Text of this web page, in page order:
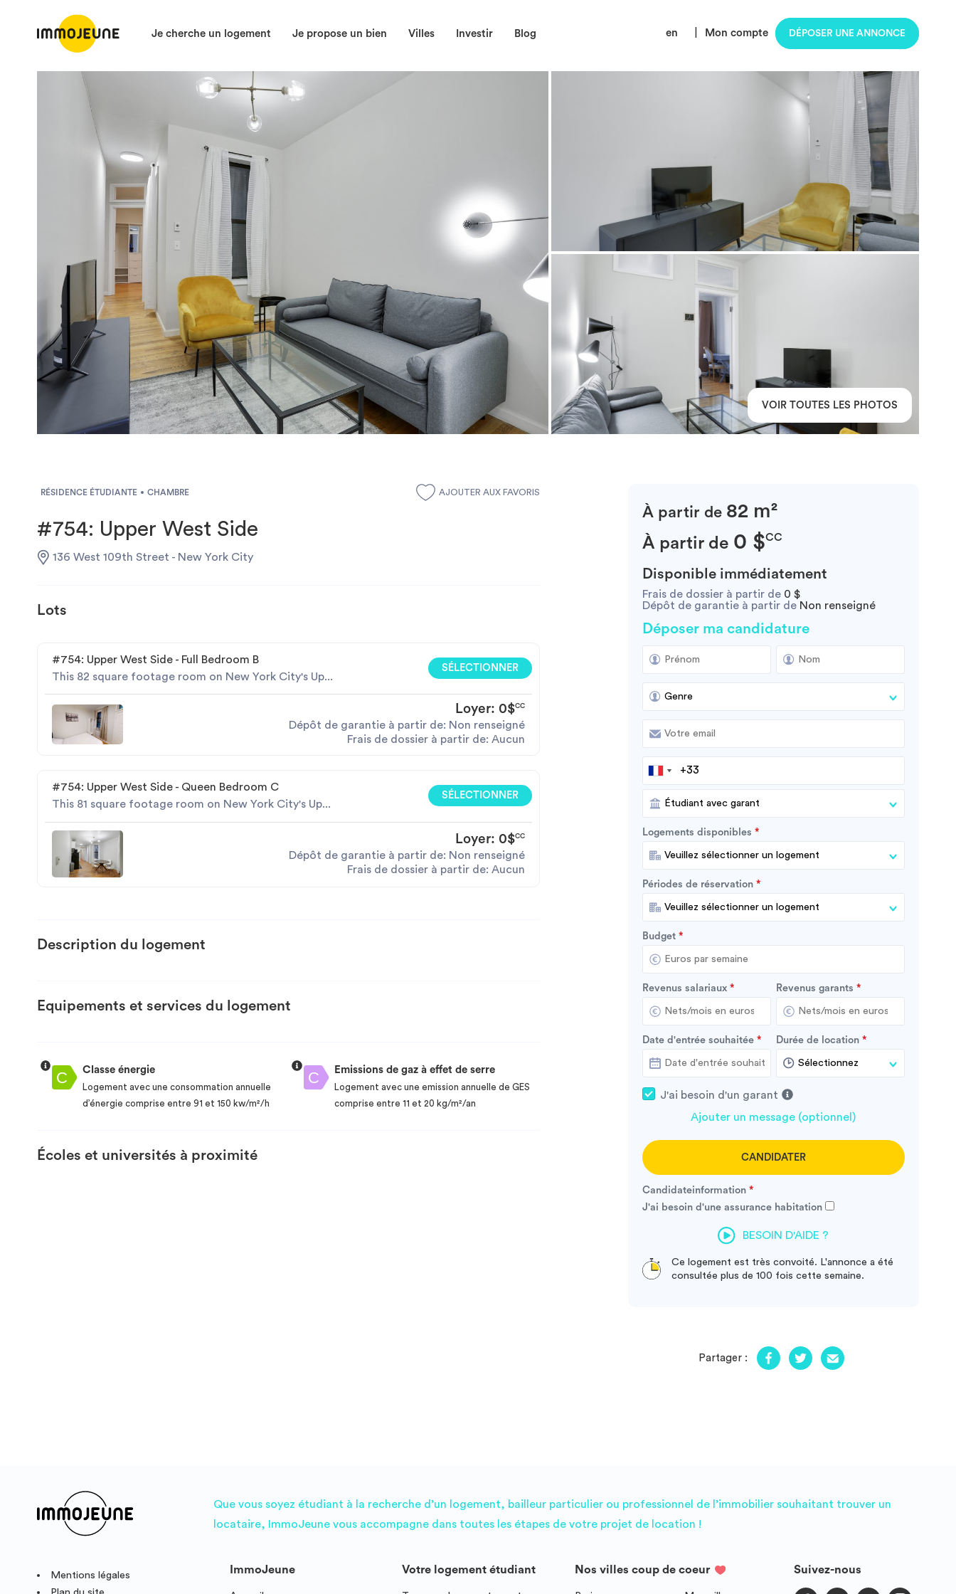
Je cherche un logement Je propose un bien Villes Investir Blog en Mon compte DÉPOSER UNE ANNONCE
VOIR TOUTES LES PHOTOS
RÉSIDENCE ÉTUDIANTE CHAMBRE AJOUTER AUX FAVORIS
#754: Upper West Side
136 West 109th Street - New York City
Lots
#754: Upper West Side - Full Bedroom B
This 82 square footage room on New York City's Up...
SÉLECTIONNER
Loyer: 0$CC
Dépôt de garantie à partir de: Non renseigné
Frais de dossier à partir de: Aucun
#754: Upper West Side - Queen Bedroom C
This 81 square footage room on New York City's Up...
SÉLECTIONNER
Loyer: 0$CC
Dépôt de garantie à partir de: Non renseigné
Frais de dossier à partir de: Aucun
Description du logement
Equipements et services du logement
Classe énergie
Logement avec une consommation annuelle
d’énergie comprise entre 91 et 150 kw/m²/h
Emissions de gaz à effet de serre
Logement avec une emission annuelle de GES
comprise entre 11 et 20 kg/m²/an
Écoles et universités à proximité
À partir de 82 m²
À partir de 0 $CC
Disponible immédiatement
Frais de dossier à partir de 0 $
Dépôt de garantie à partir deNon renseigné
Déposer ma candidature
Logements disponibles
Périodes de réservation
Budget
Revenus salariaux Revenus garants
Date d'entrée souhaitée Durée de location
J'ai besoin d'un garant
Ajouter un message (optionnel)
CANDIDATER
Candidateinformation
J'ai besoin d'une assurance habitation
BESOIN D'AIDE ?
Ce logement est très convoité. L'annonce a été
consultée plus de 100 fois cette semaine.
Partager :
Que vous soyez étudiant à la recherche d’un logement, bailleur particulier ou professionnel de l’immobilier souhaitant trouver un
locataire, ImmoJeune vous accompagne dans toutes les étapes de votre projet de location !
Mentions légales
Plan du site
ImmoJeune Votre logement étudiant Nos villes coup de coeur Suivez-nous